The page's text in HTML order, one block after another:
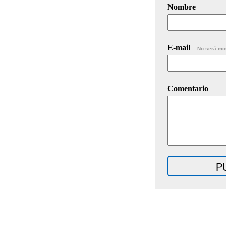
Nombre
E-mail No será
Comentario